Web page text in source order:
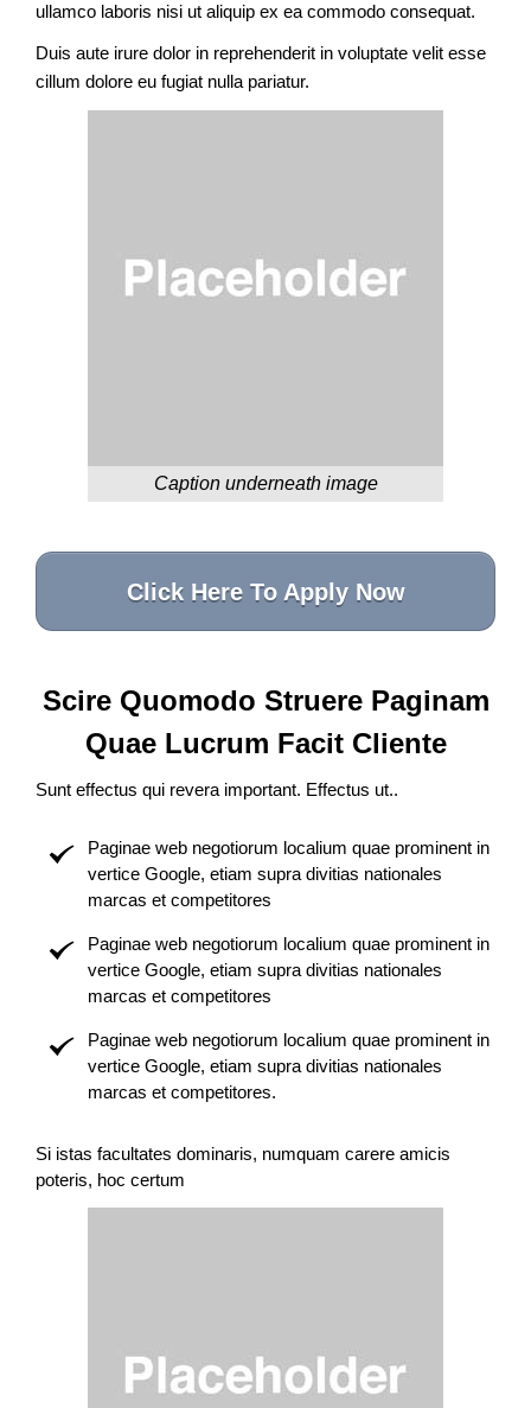
ullamco laboris nisi ut aliquip ex ea commodo consequat.
Duis aute irure dolor in reprehenderit in voluptate velit esse
cillum dolore eu fugiat nulla pariatur.
Caption underneath image
Click Here To Apply Now
Scire Quomodo Struere Paginam
Quae Lucrum Facit Cliente
Sunt effectus qui revera important. Effectus ut..
Paginae web negotiorum localium quae prominent in
vertice Google, etiam supra divitias nationales
marcas et competitores
Paginae web negotiorum localium quae prominent in
vertice Google, etiam supra divitias nationales
marcas et competitores
Paginae web negotiorum localium quae prominent in
vertice Google, etiam supra divitias nationales
marcas et competitores.
Si istas facultates dominaris, numquam carere amicis
poteris, hoc certum